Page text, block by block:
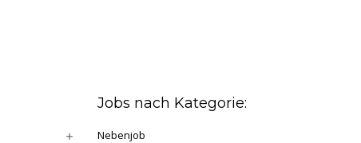
Jobs nach Kategorie:
Nebenjob